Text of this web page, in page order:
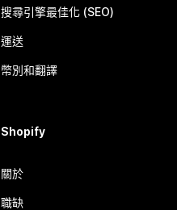
搜尋引擎最佳化 (SEO)
運送
幣別和翻譯
Shopify
關於
職缺